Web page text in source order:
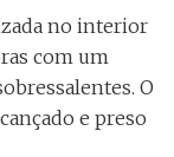
no interior
com um
O
e preso